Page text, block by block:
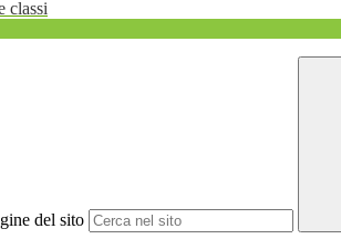
classi
del sito